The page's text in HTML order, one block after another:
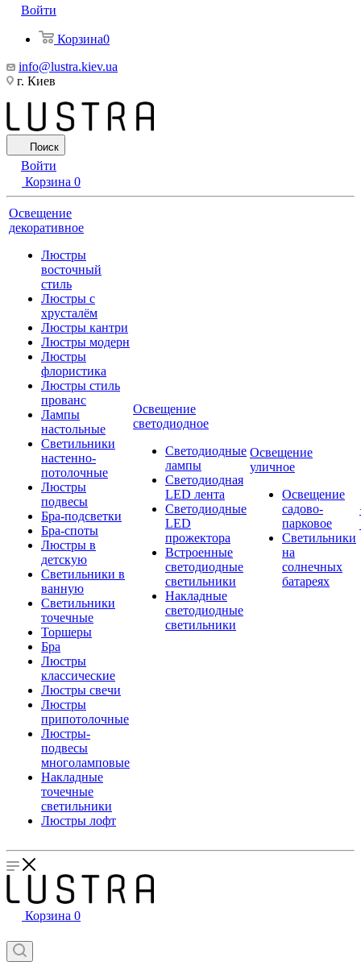
Войти
Корзина0
info@lustra.kiev.ua
г. Киев
Поиск
Войти
Корзина 0
Освещение
декоративное
Люстры
восточный
стиль
Люстры с
хрусталём
Люстры кантри
Люстры модерн
Люстры
флористика
Люстры стиль
прованс
Лампы
настольные
Светильники
настенно-
потолочные
Люстры
подвесы
Бра-подсветки
Бра-споты
Люстры в
детскую
Светильники в
ванную
Светильники
точечные
Торшеры
Бра
Люстры
классические
Люстры свечи
Люстры
припотолочные
Люстры-
подвесы
многоламповые
Накладные
точечные
светильники
Люстры лофт
Освещение
светодиодное
Светодиодные
лампы
Светодиодная
LED лента
Светодиодные
LED
прожектора
Встроенные
светодиодные
светильники
Накладные
светодиодные
светильники
Освещение
уличное
Освещение
садово-
парковое
Светильники
на
солнечных
батареях
Корзина 0